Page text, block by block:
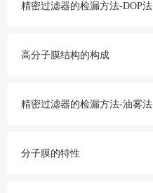
精密过滤器的检漏方法-DOP法
高分子膜结构的构成
精密过滤器的检漏方法-油雾法
分子膜的特性